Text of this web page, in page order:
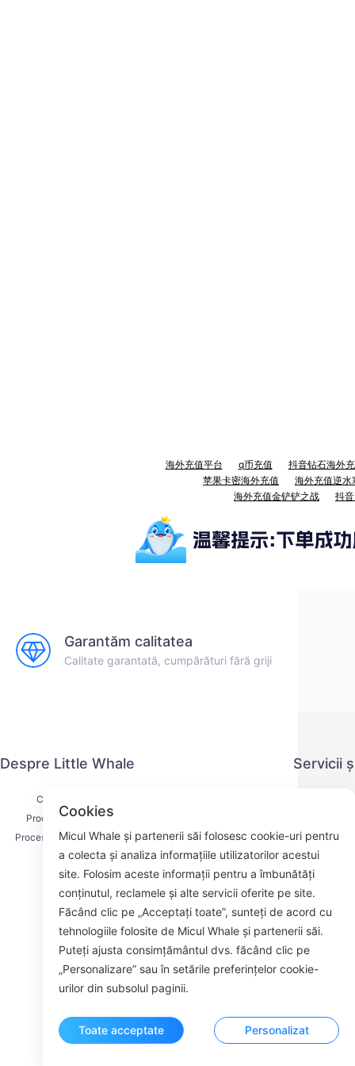
海外充值平台 q币充值
抖音钻石海外
苹果卡密海外充值
海外充值逆水
海外充值金铲铲之战
抖
Garantăm calitatea
Calitate garantată, cumpărături fără griji
Despre Little Whale
Contactați-ne
Procesul de livrare
Procesul de rambursare
Despre noi
Servicii
Acordul
ROOM
Cookies
Micul Whale și partenerii săi folosesc cookie-uri pentru
a colecta și analiza informațiile utilizatorilor acestui
site. Folosim aceste informații pentru a îmbunătăți
conținutul, reclamele și alte servicii oferite pe site.
Făcând clic pe „Acceptați toate”, sunteți de acord cu
tehnologiile folosite de Micul Whale și partenerii săi.
Puteți ajusta consimțământul dvs. făcând clic pe
„Personalizare” sau în setările preferințelor cookie-
urilor din subsolul paginii.
Toate acceptate Personalizat